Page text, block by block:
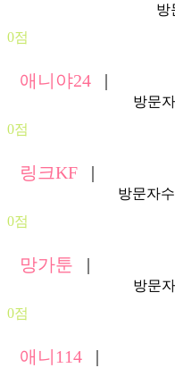
방
0점
애니야24 |
방문
0점
링크KF |
방문자
0점
망가툰 |
방문
0점
애니114 |